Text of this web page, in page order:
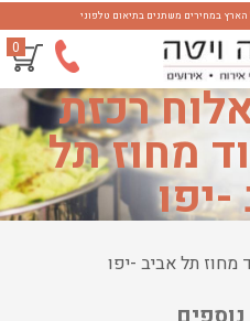
0
רכזת
מחוז תל
יפו
מחוז תל אביב -יפו